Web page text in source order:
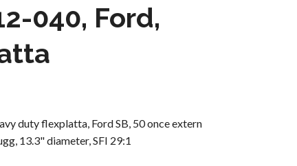
040, Ford,
duty flexplatta, Ford SB, 50 once extern
13.3" diameter, SFI 29:1